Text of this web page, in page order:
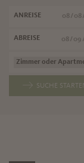
ANREISE
ABREISE
SUCHE